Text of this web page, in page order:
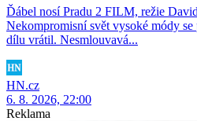
Ďábel nosí Pradu 2 FILM, režie
Nekompromisní svět vysoké módy
dílu vrátil. Nesmlouvavá...
HN.cz
6. 8. 2026, 22:00
Reklama